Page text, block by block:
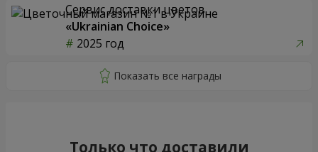
Сервис доставки цветов
«Ukrainian Choice»
2025 год
Только что доставили